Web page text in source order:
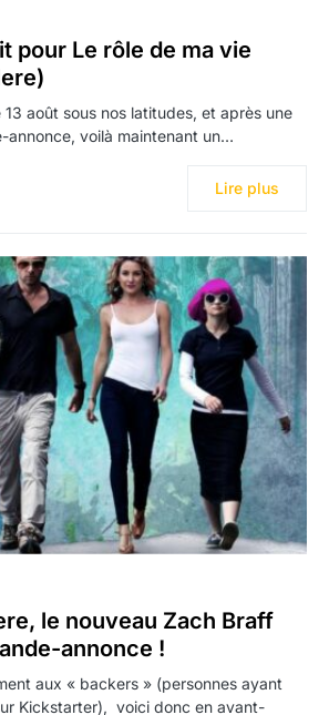
pour Le rôle de ma vie
août sous nos latitudes, et après une
annonce, voilà maintenant un…
Lire plus
le nouveau Zach Braff
annonce !
aux « backers » (personnes ayant
Kickstarter), voici donc en avant-